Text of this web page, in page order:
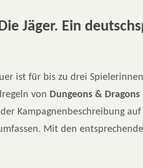
Jäger. Ein
ist für bis zu drei
von Dungeons &
Kampagnenbeschreibung auf
Mit den